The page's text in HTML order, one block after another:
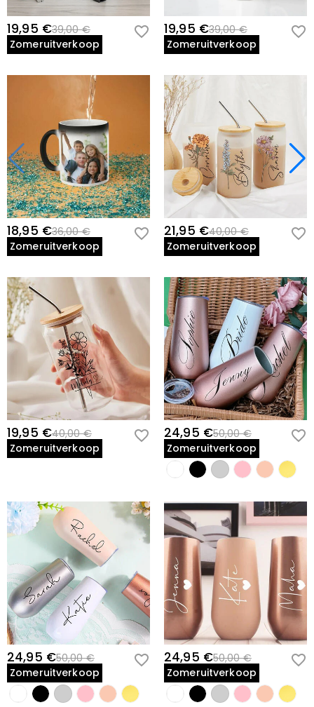
19,95 €39,00 €
Zomeruitverkoop
19,95 €39,00 €
Zomeruitverkoop
18,95 €36,00 €
Zomeruitverkoop
21,95 €40,00 €
Zomeruitverkoop
19,95 €40,00 €
Zomeruitverkoop
24,95 €50,00 €
Zomeruitverkoop
24,95 €50,00 €
Zomeruitverkoop
24,95 €50,00 €
Zomeruitverkoop